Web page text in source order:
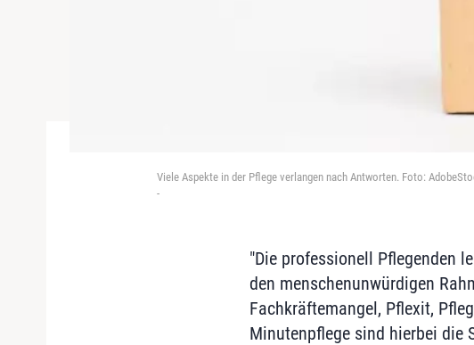
Viele Aspekte in der Pflege verlangen nach Antworten. Foto:
-
"Die professionell Pflegenden
den menschenunwürdigen
Fachkräftemangel, Pflexit,
Minutenpflege sind hierbei die